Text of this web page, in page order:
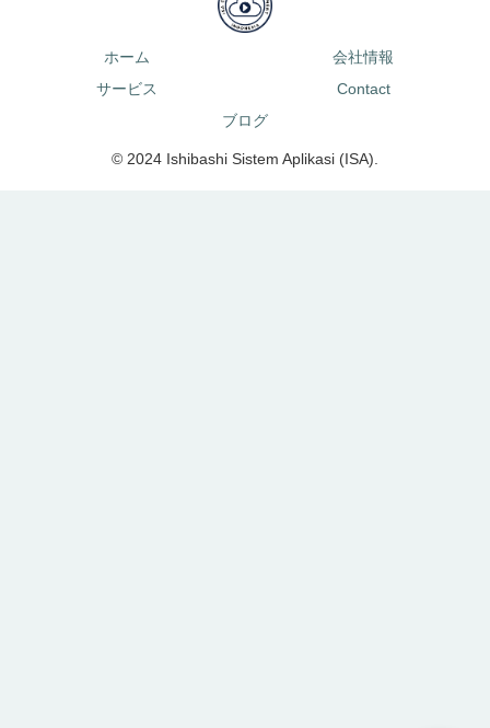
ホーム
会社情報
サービス
Contact
ブログ
© 2024 Ishibashi Sistem Aplikasi (ISA).